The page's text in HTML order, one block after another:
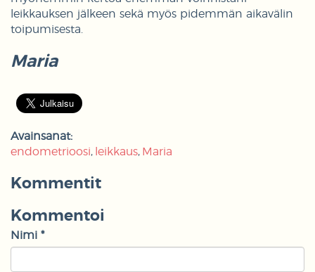
leikkauksen jälkeen sekä myös pidemmän aikavälin
toipumisesta.
Maria
Avainsanat:
endometrioosi
leikkaus Maria
Kommentit
Kommentoi
Nimi *